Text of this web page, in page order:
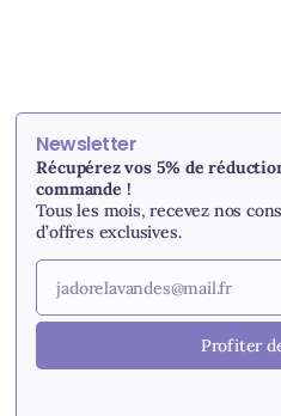
Newsletter
Récupérez vos 5% de
commande !
Tous les mois, recevez nos
d’offres exclusives.
Profiter